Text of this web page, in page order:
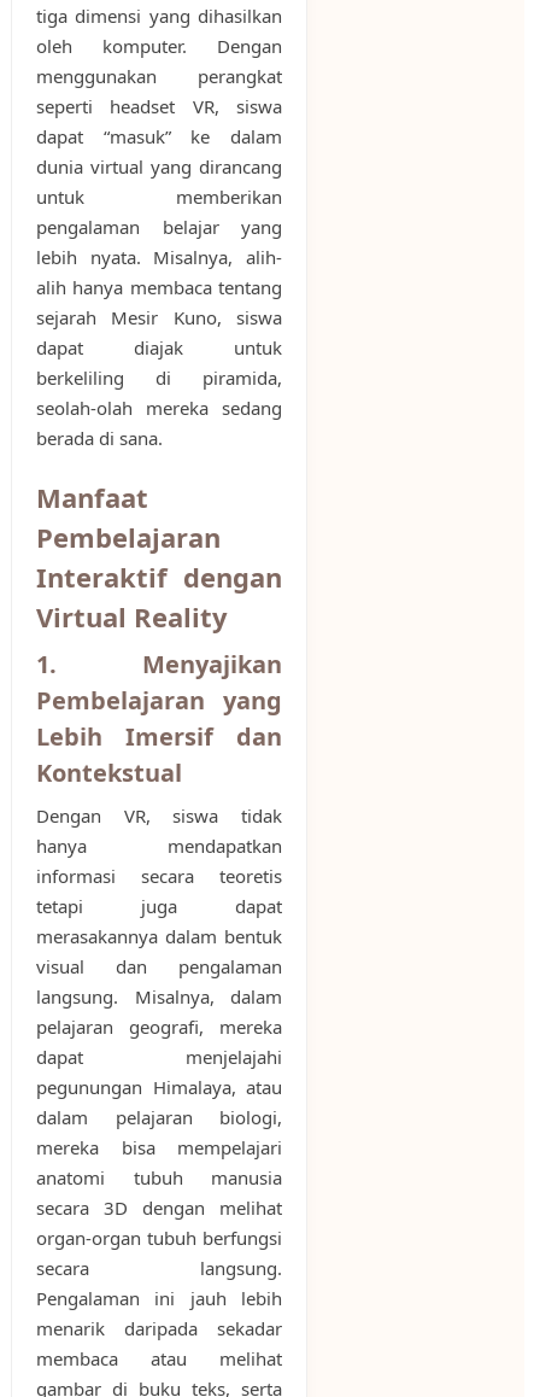
tiga dimensi yang dihasilkan
oleh komputer. Dengan
menggunakan perangkat
seperti headset VR, siswa
dapat “masuk” ke dalam
dunia virtual yang dirancang
untuk memberikan
pengalaman belajar yang
lebih nyata. Misalnya, alih-
alih hanya membaca tentang
sejarah Mesir Kuno, siswa
dapat diajak untuk
berkeliling di piramida,
seolah-olah mereka sedang
berada di sana.
Manfaat
Pembelajaran
Interaktif dengan
Virtual Reality
1. Menyajikan
Pembelajaran yang
Lebih Imersif dan
Kontekstual
Dengan VR, siswa tidak
hanya mendapatkan
informasi secara teoretis
tetapi juga dapat
merasakannya dalam bentuk
visual dan pengalaman
langsung. Misalnya, dalam
pelajaran geografi, mereka
dapat menjelajahi
pegunungan Himalaya, atau
dalam pelajaran biologi,
mereka bisa mempelajari
anatomi tubuh manusia
secara 3D dengan melihat
organ-organ tubuh berfungsi
secara langsung.
Pengalaman ini jauh lebih
menarik daripada sekadar
membaca atau melihat
gambar di buku teks, serta